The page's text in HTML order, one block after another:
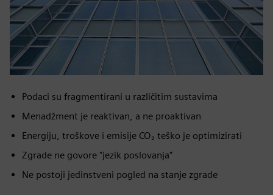
Podaci su fragmentirani u različitim sustavima
Menadžment je reaktivan, a ne proaktivan
Energiju, troškove i emisije CO₂ teško je optimizirati
Zgrade ne govore "jezik poslovanja"
Ne postoji jedinstveni pogled na stanje zgrade